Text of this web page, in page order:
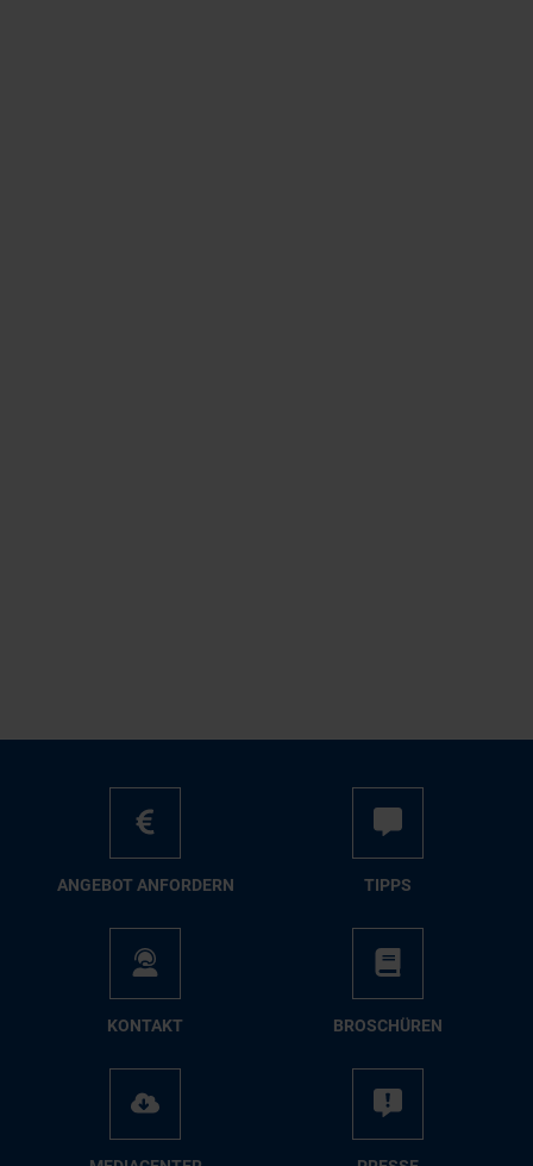
AN­GE­BOT AN­FOR­DERN TIPPS
KON­TAKT BRO­SCHÜ­REN